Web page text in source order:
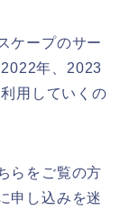
ケープのサー
年、2023
用していくの
らをご覧の方
申し込みを迷